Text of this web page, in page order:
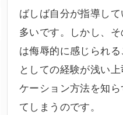
ばしば自分が指導し
多いです。しかし、
は侮辱的に感じられ
としての経験が浅い
ケーション方法を知ら
てしまうのです。